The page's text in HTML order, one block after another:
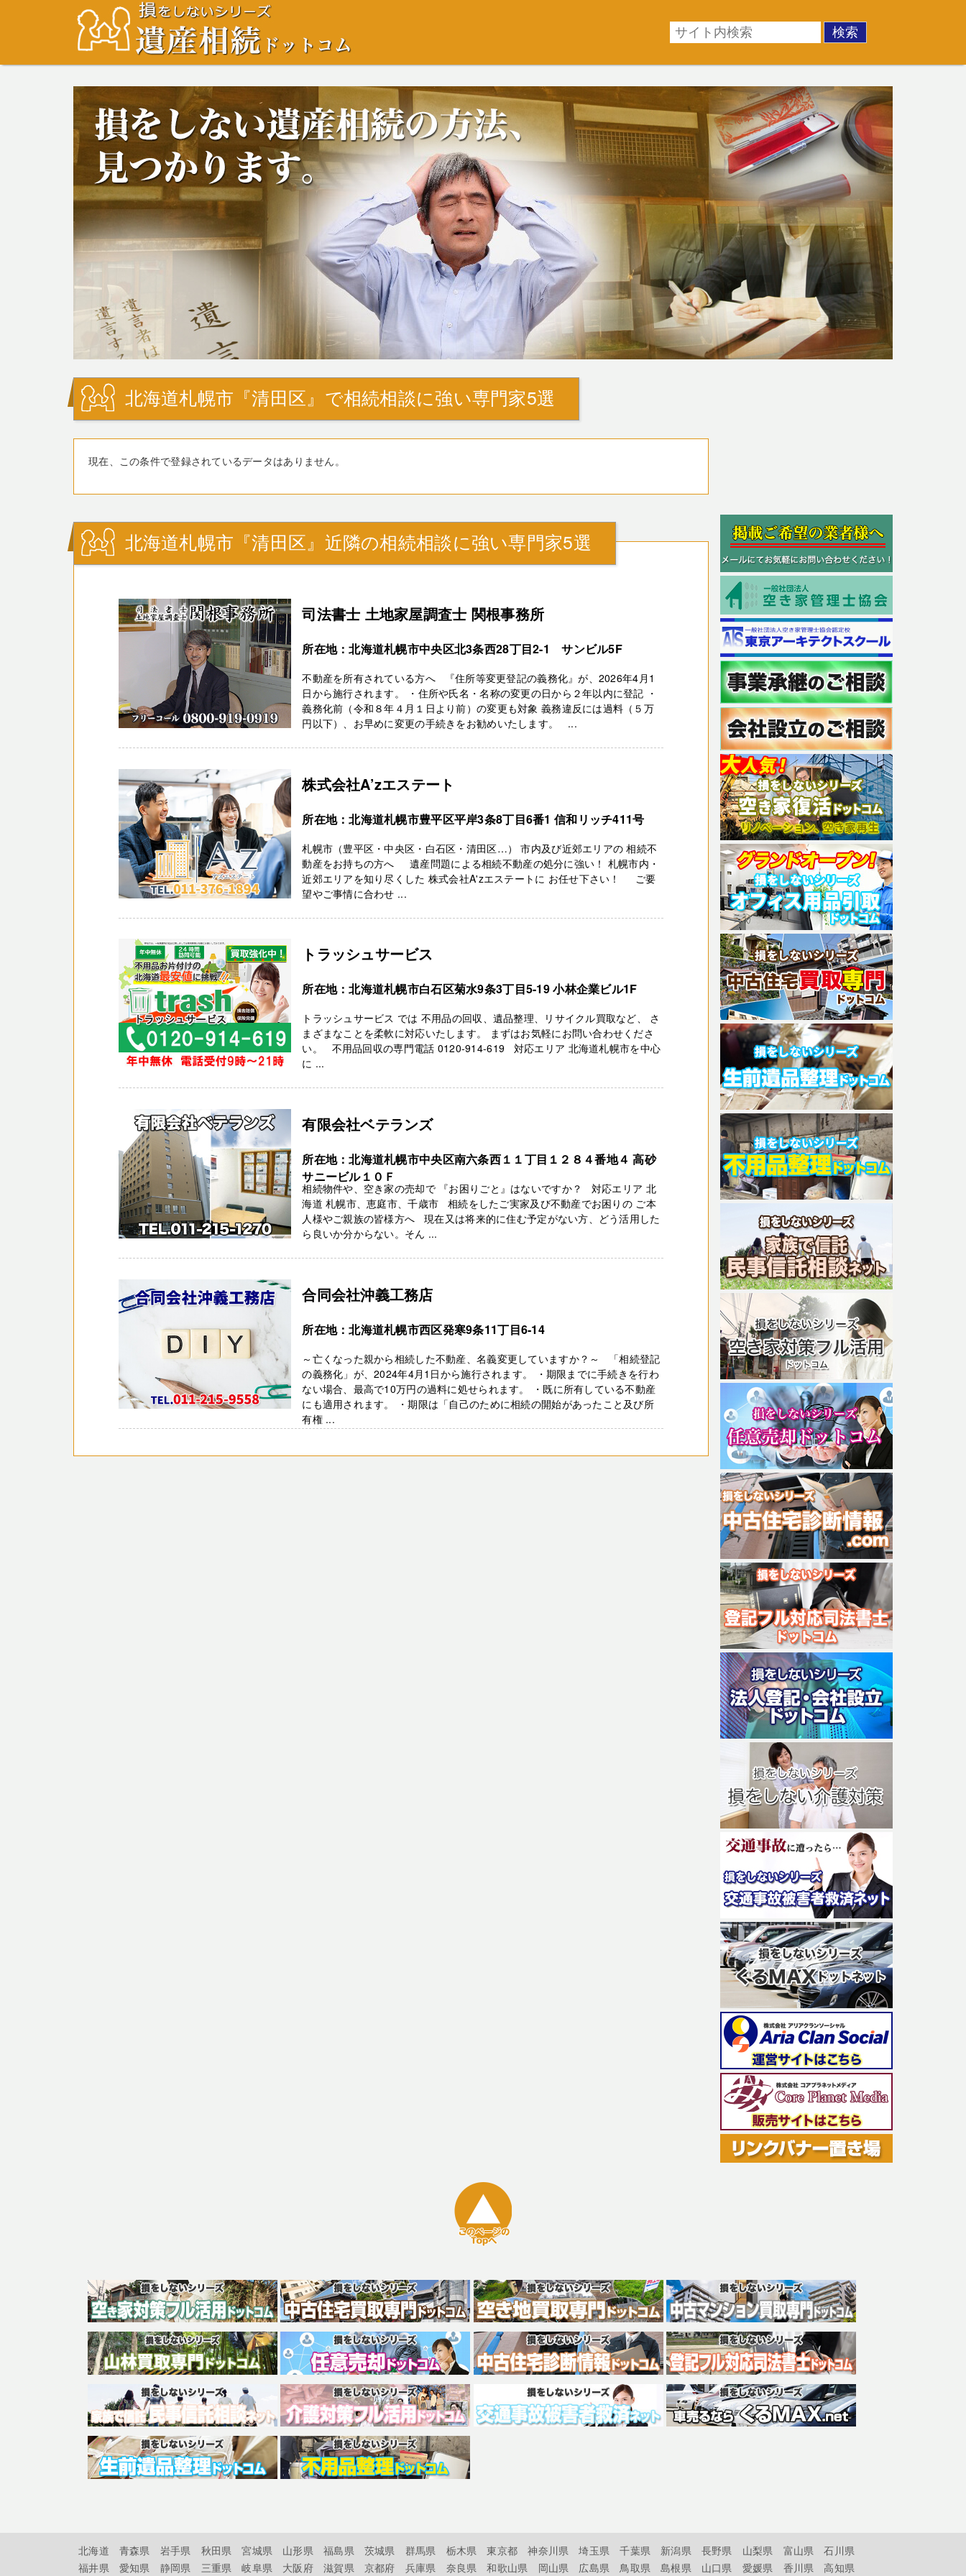
北海道札幌市『清田区』で相続相談に強い専門家5選
現在、この条件で登録されているデータはありません。
北海道札幌市『清田区』近隣の相続相談に強い専門家5選
司法書士 土地家屋調査士 関根事務所
所在地：北海道札幌市中央区北3条西28丁目2-1 サンビル5F
不動産を所有されている方へ 『住所等変更登記の義務化』が、2026年4月1
日から施行されます。 ・住所や氏名・名称の変更の日から２年以内に登記 ・
義務化前（令和８年４月１日より前）の変更も対象 義務違反には過料（５万
円以下）、お早めに変更の手続きをお勧めいたします。 ...
株式会社A’zエステート
所在地：北海道札幌市豊平区平岸3条8丁目6番1 信和リッチ411号
札幌市（豊平区・中央区・白石区・清田区…） 市内及び近郊エリアの 相続不
動産をお持ちの方へ 遺産問題による相続不動産の処分に強い！ 札幌市内・
近郊エリアを知り尽くした 株式会社A'zエステートに お任せ下さい！ ご要
望やご事情に合わせ ...
トラッシュサービス
所在地：北海道札幌市白石区菊水9条3丁目5-19 小林企業ビル1F
トラッシュサービス では 不用品の回収、遺品整理、リサイクル買取など、 さ
まざまなことを柔軟に対応いたします。 まずはお気軽にお問い合わせくださ
い。 不用品回収の専門電話 0120-914-619 対応エリア 北海道札幌市を中心
に ...
有限会社ベテランズ
所在地：北海道札幌市中央区南六条西１１丁目１２８４番地４ 高砂
サニービル１０Ｆ
相続物件や、空き家の売却で 『お困りごと』はないですか？ 対応エリア 北
海道 札幌市、恵庭市、千歳市 相続をしたご実家及び不動産でお困りの ご本
人様やご親族の皆様方へ 現在又は将来的に住む予定がない方、どう活用した
ら良いか分からない。そん ...
合同会社沖義工務店
所在地：北海道札幌市西区発寒9条11丁目6‐14
～亡くなった親から相続した不動産、名義変更していますか？～ 「相続登記
の義務化」が、2024年4月1日から施行されます。 ・期限までに手続きを行わ
ない場合、最高で10万円の過料に処せられます。 ・既に所有している不動産
にも適用されます。 ・期限は「自己のために相続の開始があったこと及び所
有権 ...
北海道 青森県 岩手県 秋田県 宮城県 山形県 福島県 茨城県 群馬県 栃木県 東京都 神奈川県 埼玉県 千葉県 新潟県 長野県 山梨県 富山県
石川県
福井県
愛知県 静岡県 三重県 岐阜県 大阪府 滋賀県 京都府 兵庫県 奈良県 和歌山県 岡山県 広島県 鳥取県 島根県 山口県 愛媛県 香川県 高知県